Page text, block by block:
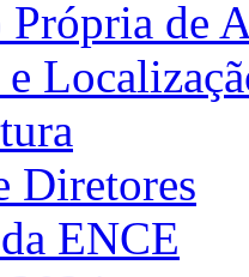
Própria de
Diretores
ENCE